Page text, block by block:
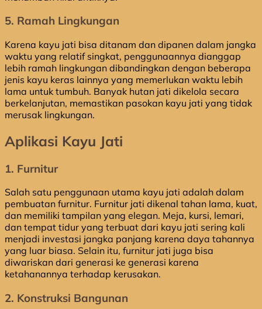
5. Ramah Lingkungan
Karena kayu jati bisa ditanam dan dipanen dalam jangka
waktu yang relatif singkat, penggunaannya dianggap
lebih ramah lingkungan dibandingkan dengan beberapa
jenis kayu keras lainnya yang memerlukan waktu lebih
lama untuk tumbuh. Banyak hutan jati dikelola secara
berkelanjutan, memastikan pasokan kayu jati yang tidak
merusak lingkungan.
Aplikasi Kayu Jati
1. Furnitur
Salah satu penggunaan utama kayu jati adalah dalam
pembuatan furnitur. Furnitur jati dikenal tahan lama, kuat,
dan memiliki tampilan yang elegan. Meja, kursi, lemari,
dan tempat tidur yang terbuat dari kayu jati sering kali
menjadi investasi jangka panjang karena daya tahannya
yang luar biasa. Selain itu, furnitur jati juga bisa
diwariskan dari generasi ke generasi karena
ketahanannya terhadap kerusakan.
2. Konstruksi Bangunan